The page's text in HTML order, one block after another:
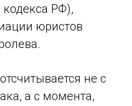
кодекса РФ),
юристов
не с
а с момента,